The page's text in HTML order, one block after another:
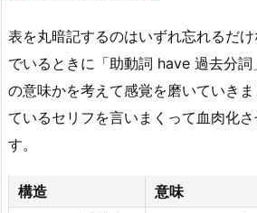
表を丸暗記するのはいずれ忘れるだ
でいるときに「助動詞 have 過去分
の意味かを考えて感覚を磨いていき
ているセリフを言いまくって血肉化
す。
構造 意味